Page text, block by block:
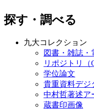
探す・調べる
九大コレクション
図書・雑誌
リポジトリ（
学位論文
貴重資料デジ
中村哲著述ア
蔵書印画像